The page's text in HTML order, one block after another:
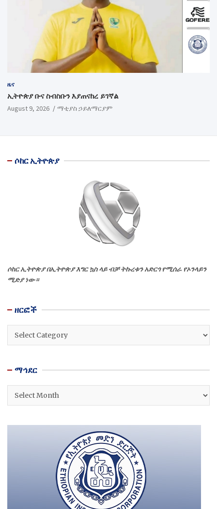
ዜና
ኢትዮጵያ ቡና ስብስቡን እያጠናከረ ይገኛል
August 9, 2026 ማቲያስ ኃይለማርያም
ሶከር ኢትዮጵያ
ሶከር ኢትዮጵያ በኢትዮጵያ እግር ኳስ ላይ ብቻ ትኩረቱን አድርጎ የሚሰራ የኦንላይን
ሚድያ ነው።
ዘርፎች
ዘርፎች
ማኅደር
ማኅደር